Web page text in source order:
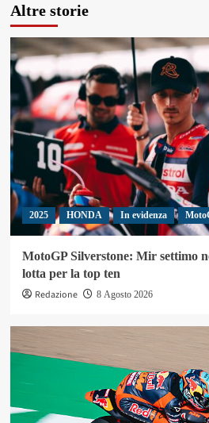
Altre storie
2025 HONDA In evidenza
MotoGP Silverstone: Mir settimo
lotta per la top ten
Redazione
8 Agosto 2026